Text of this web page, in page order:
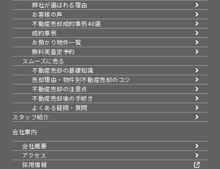
弊社が選ばれる理由
お客様の声
不動産売却成約事例40選
成約事例
お預かり物件一覧
無料実査定予約
スムーズに売る
不動産売却の基礎知識
売却理由・物件別不動産売却のコツ
不動産売却の注意点
不動産売却後の手続き
よくある疑問・質問
スタッフ紹介
会社案内
会社概要
アクセス
採用情報